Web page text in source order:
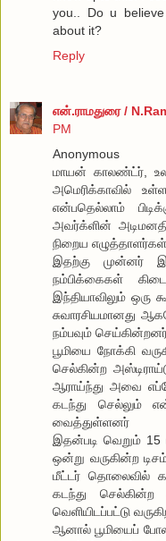
you.. Do u
about it?
Reply
என்.ராமதுரை /
PM
Anonymous
மாயன் காலண்ட்ர்,
அமெரிக்காவில்
என்பதெல்லாம்
அவர்க்ளின்
நிறைய
இதற்கு முன்னர்
நம்பிக்கைகள்
இந்தியாவிலும் ஒரு
சுவாரசியமானது
நம்பவும்
பூமியை நோக்கி
செல்கின்ற
ஆராய்ந்து அவை
கடந்து செல்லும்
வைத்துள்ளனர்
இதன்படி வெறும் 15
ஒன்று வருகின்ற
மீட்டர் தொலைவில்
கடந்து செல்கின்ற
வெளியிடப்பட்டு
ஆனால் பூமியைப் போல